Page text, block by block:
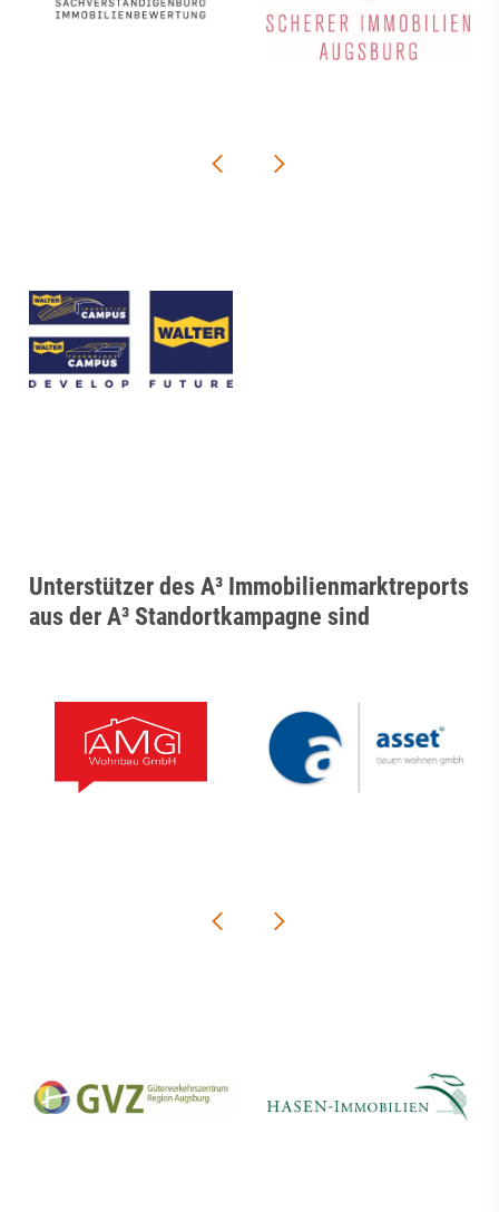
Unterstützer des A³ Immobilienmarktreports
aus der A³ Standortkampagne sind